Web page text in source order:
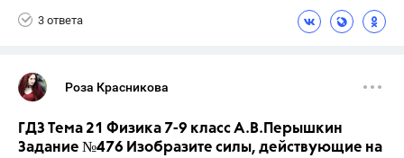
3 ответа
Роза Красникова
ГДЗ Тема 21 Физика 7-9 класс А.В.Перышкин
Задание №476 Изобразите силы, действующие на